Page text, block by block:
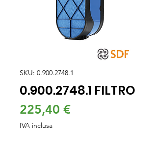
SKU: 0.900.2748.1
0.900.2748.1 FILTRO
225,40 €Prezzo
IVA inclusa